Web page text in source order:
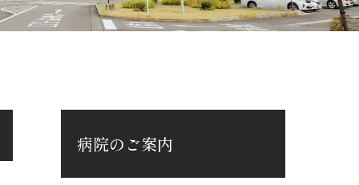
病院のご案内